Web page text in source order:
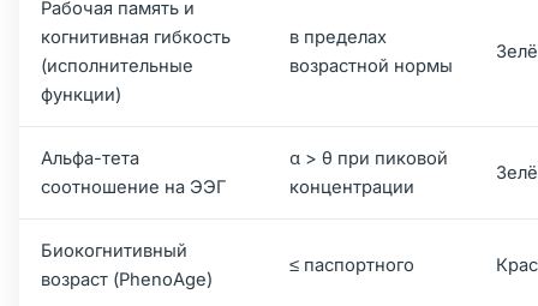
Рабочая память и
когнитивная гибкость
(исполнительные
функции)
в пределах
возрастной нормы
Альфа-тета
соотношение на ЭЭГ
α > θ при пиковой
концентрации
Биокогнитивный
возраст (PhenoAge)
≤ паспортного